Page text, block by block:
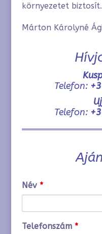
környezetet biztosít.
Márton Károlyné Ági
Telefon:
Telefon:
Név *
Telefonszám *